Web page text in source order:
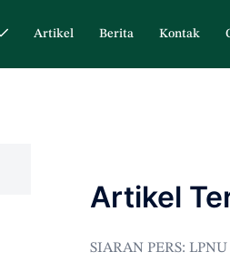
Artikel Berita Kontak
Artikel
SIARAN PERS: